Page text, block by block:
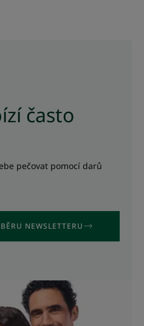
často
pečovat pomocí darů
NEWSLETTERU